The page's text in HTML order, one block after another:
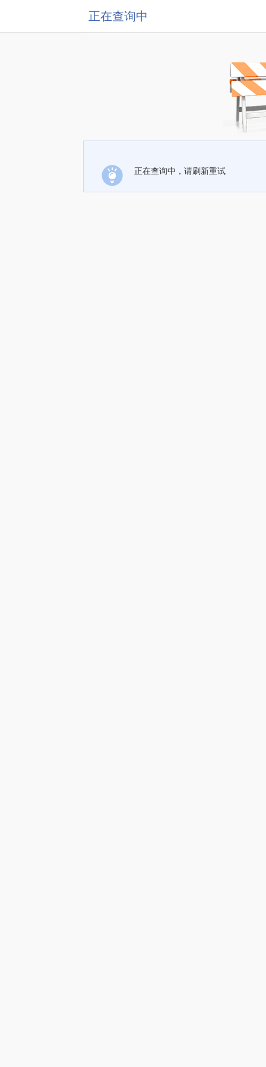
正在查询中
正在查询中，请刷新重试